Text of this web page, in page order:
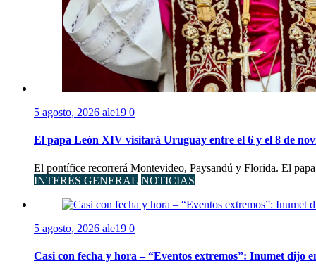
5 agosto, 2026 ale19 0
El papa León XIV visitará Uruguay entre el 6 y el 8 de
El pontífice recorrerá Montevideo, Paysandú y Florida. El
INTERÉS GENERAL NOTICIAS
5 agosto, 2026 ale19 0
Casi con fecha y hora – “Eventos extremos”: Inumet dijo